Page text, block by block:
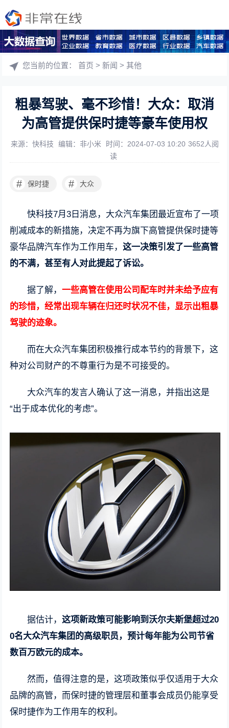
您当前的位置：首页 >新闻 >其他
粗暴驾驶、毫不珍惜！大众：取消
为高管提供保时捷等豪车使用权
来源：快科技 编辑：非小米 时间：2024-07-03 10:20 3652人阅
读
# 保时捷 # 大众
快科技7月3日消息，大众汽车集团最近宣布了一项
削减成本的新措施，决定不再为旗下高管提供保时捷等
豪华品牌汽车作为工作用车，这一决策引发了一些高管
的不满，甚至有人对此提起了诉讼。
据了解，一些高管在使用公司配车时并未给予应有
的珍惜，经常出现车辆在归还时状况不佳，显示出粗暴
驾驶的迹象。
而在大众汽车集团积极推行成本节约的背景下，这
种对公司财产的不尊重行为是不可接受的。
大众汽车的发言人确认了这一消息，并指出这是
“出于成本优化的考虑”。
据估计，这项新政策可能影响到沃尔夫斯堡超过20
0名大众汽车集团的高级职员，预计每年能为公司节省
数百万欧元的成本。
然而，值得注意的是，这项政策似乎仅适用于大众
品牌的高管，而保时捷的管理层和董事会成员仍能享受
保时捷作为工作用车的权利。